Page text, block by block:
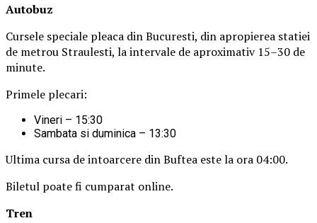
Autobuz
Cursele speciale pleaca din Bucuresti, din apropierea statiei
de metrou Straulesti, la intervale de aproximativ 15–30 de
minute.
Primele plecari:
Vineri – 15:30
Sambata si duminica – 13:30
Ultima cursa de intoarcere din Buftea este la ora 04:00.
Biletul poate fi cumparat online.
Tren